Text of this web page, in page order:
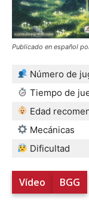
Publicado en español
Número de
Tiempo de
Edad
Mecánicas
Dificultad
Vídeo BGG